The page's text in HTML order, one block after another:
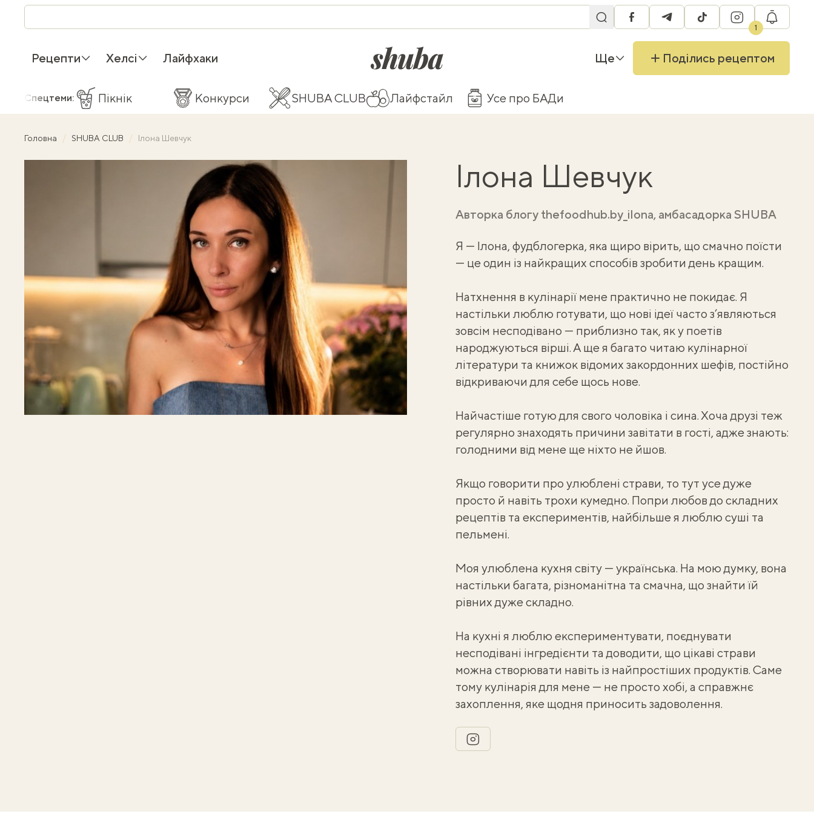
facebooktelegramtiktok instagram
1
Рецепти Хелсі Лайфхаки shuba.life Ще Поділись рецептом
Спецтеми: Пікнік Конкурси SHUBA CLUB Лайфстайл Усе про БАДи
Головна SHUBA CLUB Ілона Шевчук
Ілона Шевчук
Авторка блогу thefoodhub.by_ilona, амбасадорка SHUBA
Я — Ілона, фудблогерка, яка щиро вірить, що смачно поїсти
— це один із найкращих способів зробити день кращим.
Натхнення в кулінарії мене практично не покидає. Я
настільки люблю готувати, що нові ідеї часто з’являються
зовсім несподівано — приблизно так, як у поетів
народжуються вірші. А ще я багато читаю кулінарної
літератури та книжок відомих закордонних шефів, постійно
відкриваючи для себе щось нове.
Найчастіше готую для свого чоловіка і сина. Хоча друзі теж
регулярно знаходять причини завітати в гості, адже знають:
голодними від мене ще ніхто не йшов.
Якщо говорити про улюблені страви, то тут усе дуже
просто й навіть трохи кумедно. Попри любов до складних
рецептів та експериментів, найбільше я люблю суші та
пельмені.
Моя улюблена кухня світу — українська. На мою думку, вона
настільки багата, різноманітна та смачна, що знайти їй
рівних дуже складно.
На кухні я люблю експериментувати, поєднувати
несподівані інгредієнти та доводити, що цікаві страви
можна створювати навіть із найпростіших продуктів. Саме
тому кулінарія для мене — не просто хобі, а справжнє
захоплення, яке щодня приносить задоволення.
instagram